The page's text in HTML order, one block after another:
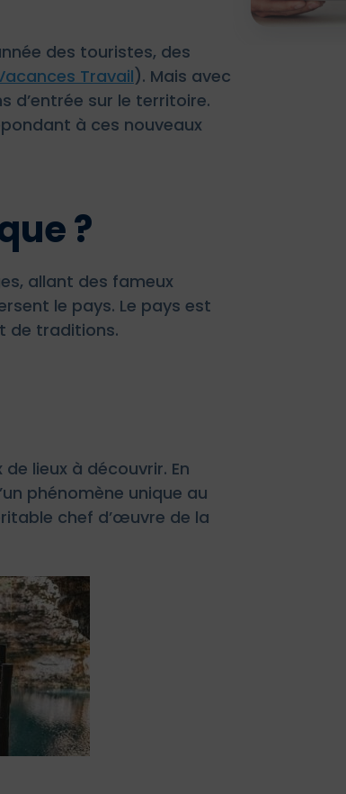
des touristes, des
Travail). Mais avec
d’entrée sur le territoire.
à ces nouveaux
?
allant des fameux
le pays. Le pays est
de traditions.
lieux à découvrir. En
phénomène unique au
chef d’œuvre de la